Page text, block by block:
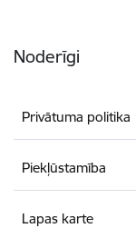
Noderīgi
Privātuma politika
Piekļūstamība
Lapas karte